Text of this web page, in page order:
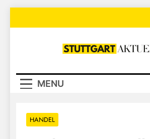
Stuttgart
MENU
HANDEL